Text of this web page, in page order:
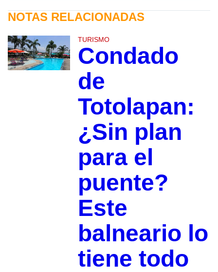
NOTAS RELACIONADAS
TURISMO
Condado
de
Totolapan:
¿Sin plan
para el
puente?
Este
balneario lo
tiene todo